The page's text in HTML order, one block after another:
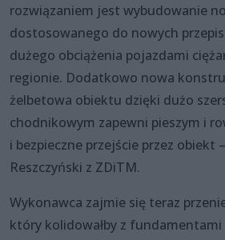
rozwiązaniem jest wybudowanie
dostosowanego do nowych
dużego obciążenia pojazdami
regionie. Dodatkowo nowa
żelbetowa obiektu dzięki dużo
chodnikowym zapewni pieszym i
i bezpieczne przejście przez obiekt
Reszczyński z ZDiTM.
Wykonawca zajmie się teraz
który kolidowałby z